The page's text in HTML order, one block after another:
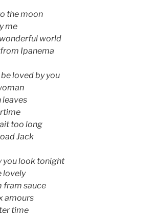
the moon
me
world
Ipanema
loved by you
leaves
too long
Jack
you look tonight
lovely
fram sauce
amours
time